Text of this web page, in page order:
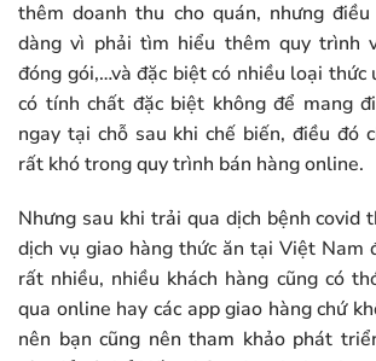
thêm doanh thu cho quán, nhưng
dàng vì phải tìm hiểu thêm quy trình
đóng gói,…và đặc biệt có nhiều loại thức
có tính chất đặc biệt không để mang
ngay tại chỗ sau khi chế biến, điều đó
rất khó trong quy trình bán hàng online.
Nhưng sau khi trải qua dịch bệnh covid
dịch vụ giao hàng thức ăn tại Việt Nam
rất nhiều, nhiều khách hàng cũng có
qua online hay các app giao hàng chứ
nên bạn cũng nên tham khảo phát